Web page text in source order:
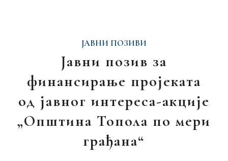
ЈАВНИ ПОЗИВИ
Јавни позив за
финансирање пројеката
од јавног интереса-акције
„Општина Топола по мери
грађана“